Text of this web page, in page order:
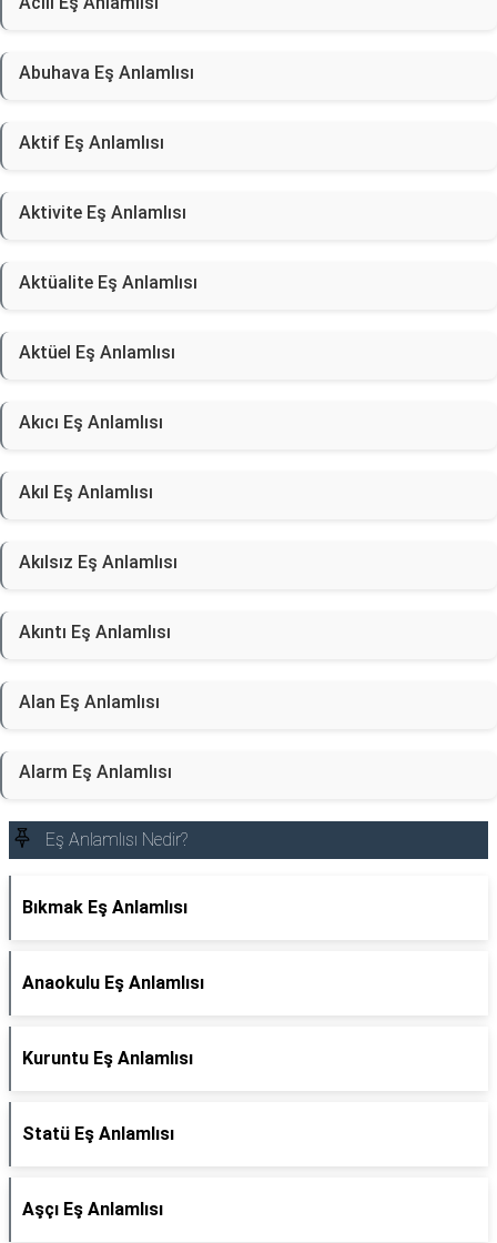
Abuhava Eş Anlamlısı
Aktif Eş Anlamlısı
Aktivite Eş Anlamlısı
Aktüalite Eş Anlamlısı
Aktüel Eş Anlamlısı
Akıcı Eş Anlamlısı
Akıl Eş Anlamlısı
Akılsız Eş Anlamlısı
Akıntı Eş Anlamlısı
Alan Eş Anlamlısı
Alarm Eş Anlamlısı
Eş Anlamlısı Nedir?
Bıkmak Eş Anlamlısı
Anaokulu Eş Anlamlısı
Kuruntu Eş Anlamlısı
Statü Eş Anlamlısı
Aşçı Eş Anlamlısı